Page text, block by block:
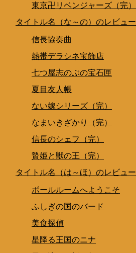
東京卍リベンジャーズ（完）
タイトル名（な～の）のレビュー
信長協奏曲
熱帯デラシネ宝飾店
七つ屋志のぶの宝石匣
夏目友人帳
ない嫁シリーズ（完）
なまいきざかり（完）
信長のシェフ（完）
贄姫と獣の王（完）
タイトル名（は～ほ）のレビュー
ボールルームへようこそ
ふしぎの国のバード
美食探偵
星降る王国のニナ